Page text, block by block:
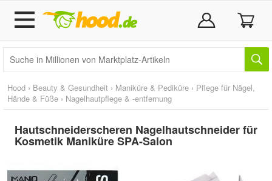
Hood › Beauty & Gesundheit › Maniküre & Pediküre › Pflege für Nägel,
Hände & Füße › Nagelhautpflege & -entfernung
Hautschneiderscheren Nagelhautschneider für
Kosmetik Maniküre SPA-Salon